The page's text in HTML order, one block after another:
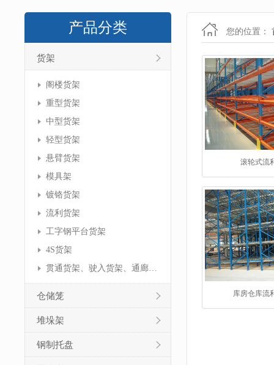
产品分类
货架
阁楼货架
重型货架
中型货架
轻型货架
悬臂货架
模具架
镀铬货架
流利货架
工字钢平台货架
4S货架
贯通货架、驶入货架、通廊货架
仓储笼
堆垛架
钢制托盘
您的位置：
滚轮式流
库房仓库流